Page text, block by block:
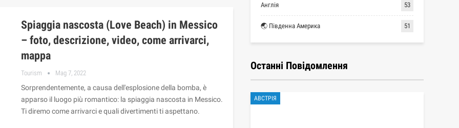
Spiaggia nascosta (Love Beach) in Messico
– foto, descrizione, video, come arrivarci,
mappa
Tourism Mag 7, 2022
Sorprendentemente, a causa dell'esplosione della bomba, è
apparso il luogo più romantico: la spiaggia nascosta in Messico.
Ti diremo come arrivarci e quali divertimenti ti aspettano.
Англія 53
🌏 Південна Америка 51
Останні Повідомлення
АВСТРІЯ